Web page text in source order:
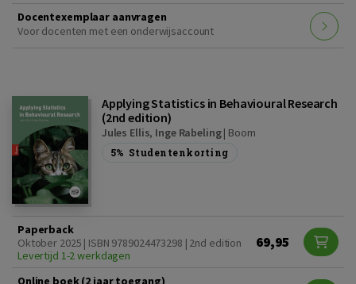
Docentexemplaar aanvragen
Voor docenten met een onderwijsaccount
Applying Statistics in Behavioural Research
(2nd edition)
Jules Ellis, Inge Rabeling| Boom
5% Studentenkorting
Paperback
Oktober 2025 | ISBN 9789024473298 | 2nd edition
Levertijd 1-2 werkdagen
69,95
Online boek (2 jaar toegang)